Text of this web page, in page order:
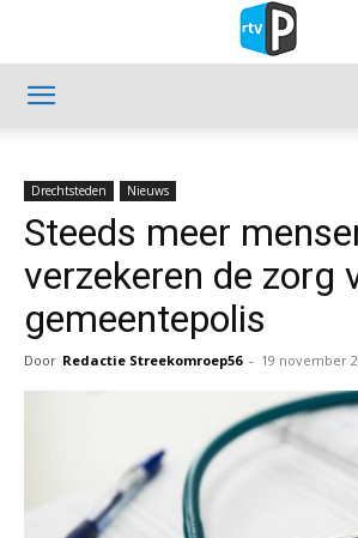
Drechtsteden Nieuws
Steeds meer
verzekeren de zorg
gemeentepolis
Door Redactie Streekomroep56 - 19 november